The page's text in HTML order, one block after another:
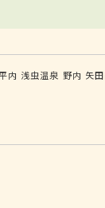
内 浅虫温泉 野内 矢